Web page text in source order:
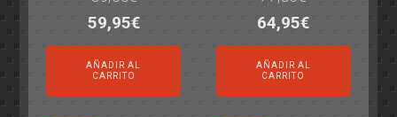
El
precio
original
era:
59,95€El
precio
actual
es:
AÑADIR AL
CARRITO
El
precio
original
era:
64,95€El
precio
actual
es:
AÑADIR AL
CARRITO